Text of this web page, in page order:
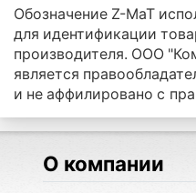
Обозначение Z-MaT
для идентификации
производителя. ООО
является
и не аффилировано с
О компании